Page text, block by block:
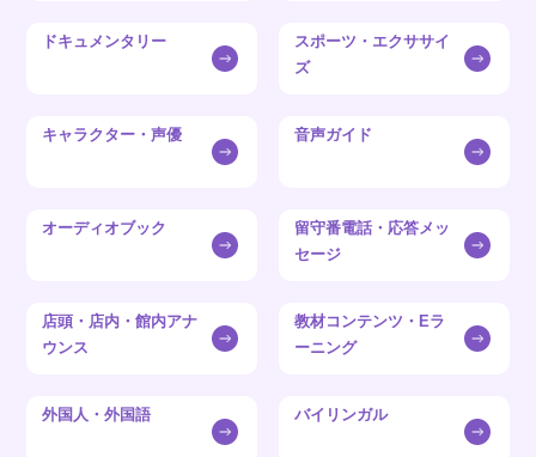
ドキュメンタリー
スポーツ・エクササイ
ズ
キャラクター・声優 音声ガイド
オーディオブック
留守番電話・応答メッ
セージ
店頭・店内・館内アナ
ウンス
教材コンテンツ・Eラ
ーニング
外国人・外国語 バイリンガル